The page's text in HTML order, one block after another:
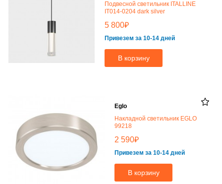
Подвесной светильник ITALLINE
IT014-0204 dark silver
5 800₽
Привезем за 10-14 дней
В корзину
Eglo
Накладной светильник EGLO
99218
2 590₽
Привезем за 10-14 дней
В корзину